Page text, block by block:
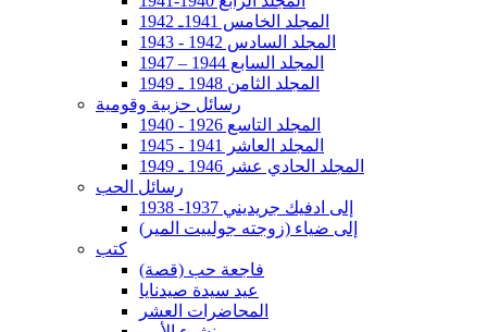
المجلد الخامس 1941ـ 1942
المجلد السادس 1942 - 1943
المجلد السابع 1944 – 1947
المجلد الثامن 1948 ـ 1949
رسائل حزبية وقومية
المجلد التاسع 1926 - 1940
المجلد العاشر 1941 - 1945
المجلد الحادي عشر 1946 ـ 1949
رسائل الحب
إلى ادفيك جريديني 1937- 1938
إلى ضياء (زوجته جولييت المير)
كتب
فاجعة حب (قصة)
عيد سيدة صيدنايا
المحاضرات العشر